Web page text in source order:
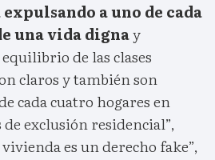
a uno de cada
una vida dignay
de las clases
claros y también son
cada cuatro hogares en
de exclusión residencial”,
es un derecho fake”,